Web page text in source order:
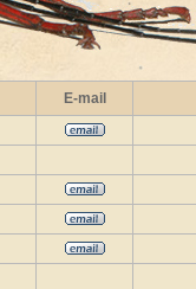
E-mail